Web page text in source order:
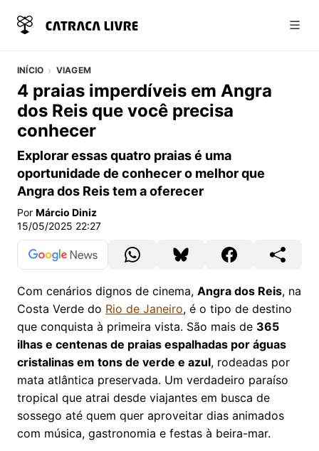
INÍCIO VIAGEM
4 praias imperdíveis em Angra
dos Reis que você precisa
conhecer
Explorar essas quatro praias é uma
oportunidade de conhecer o melhor que
Angra dos Reis tem a oferecer
Por Márcio Diniz
15/05/2025 22:27
Com cenários dignos de cinema, Angra dos Reis, na
Costa Verde do Rio de Janeiro, é o tipo de destino
que conquista à primeira vista. São mais de 365
ilhas e centenas de praias espalhadas por águas
cristalinas em tons de verde e azul, rodeadas por
mata atlântica preservada. Um verdadeiro paraíso
tropical que atrai desde viajantes em busca de
sossego até quem quer aproveitar dias animados
com música, gastronomia e festas à beira-mar.